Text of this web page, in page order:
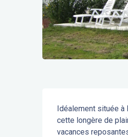
Description
Idéalement située à
cette longère de
vacances